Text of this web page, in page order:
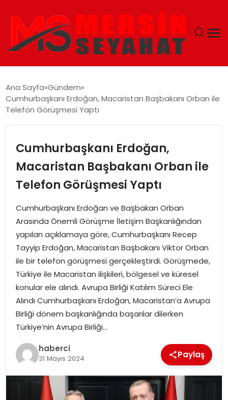
EKONOMI
GÜNCEL
Ana Sayfa Gündem
Cumhurbaşkanı Erdoğan, Macaristan Başbakanı Orban ile
Telefon Görüşmesi Yaptı
Cumhurbaşkanı Erdoğan,
Macaristan Başbakanı Orban ile
Telefon Görüşmesi Yaptı
Cumhurbaşkanı Erdoğan ve Başbakan Orban
Arasında Önemli Görüşme İletişim Başkanlığından
yapılan açıklamaya göre, Cumhurbaşkanı Recep
Tayyip Erdoğan, Macaristan Başbakanı Viktor Orban
ile bir telefon görüşmesi gerçekleştirdi. Görüşmede,
Türkiye ile Macaristan ilişkileri, bölgesel ve küresel
konular ele alındı. Avrupa Birliği Katılım Süreci Ele
Alındı Cumhurbaşkanı Erdoğan, Macaristan’a Avrupa
Birliği dönem başkanlığında başarılar dilerken
Türkiye’nin Avrupa Birliği…
haberci
31 Mayıs 2024 Paylaş